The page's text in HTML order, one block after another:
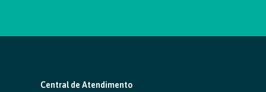
Central de Atendimento